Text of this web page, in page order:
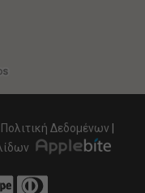
Πολιτική Δεδομένων|